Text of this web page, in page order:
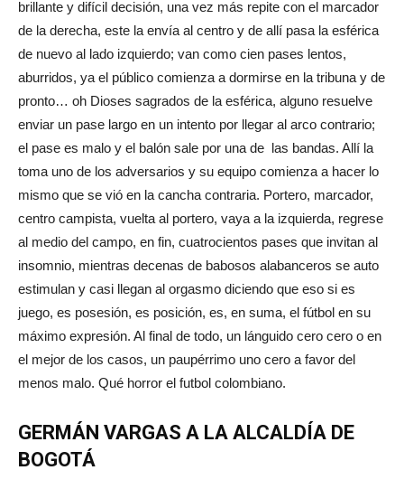
brillante y difícil decisión, una vez más repite con el marcador
de la derecha, este la envía al centro y de allí pasa la esférica
de nuevo al lado izquierdo; van como cien pases lentos,
aburridos, ya el público comienza a dormirse en la tribuna y de
pronto… oh Dioses sagrados de la esférica, alguno resuelve
enviar un pase largo en un intento por llegar al arco contrario;
el pase es malo y el balón sale por una de las bandas. Allí la
toma uno de los adversarios y su equipo comienza a hacer lo
mismo que se vió en la cancha contraria. Portero, marcador,
centro campista, vuelta al portero, vaya a la izquierda, regrese
al medio del campo, en fin, cuatrocientos pases que invitan al
insomnio, mientras decenas de babosos alabanceros se auto
estimulan y casi llegan al orgasmo diciendo que eso si es
juego, es posesión, es posición, es, en suma, el fútbol en su
máximo expresión. Al final de todo, un lánguido cero cero o en
el mejor de los casos, un paupérrimo uno cero a favor del
menos malo. Qué horror el futbol colombiano.
GERMÁN VARGAS A LA ALCALDÍA DE
BOGOTÁ